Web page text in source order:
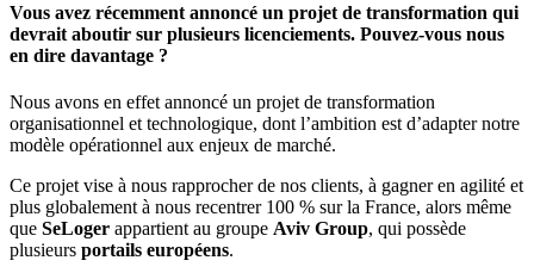
Vous avez récemment annoncé un projet de transformation qui
devrait aboutir sur plusieurs licenciements. Pouvez-vous nous
en dire davantage ?
Nous avons en effet annoncé un projet de transformation
organisationnel et technologique, dont l’ambition est d’adapter notre
modèle opérationnel aux enjeux de marché.
Ce projet vise à nous rapprocher de nos clients, à gagner en agilité et
plus globalement à nous recentrer 100 % sur la France, alors même
que SeLoger appartient au groupe Aviv Group, qui possède
plusieurs portails européens.